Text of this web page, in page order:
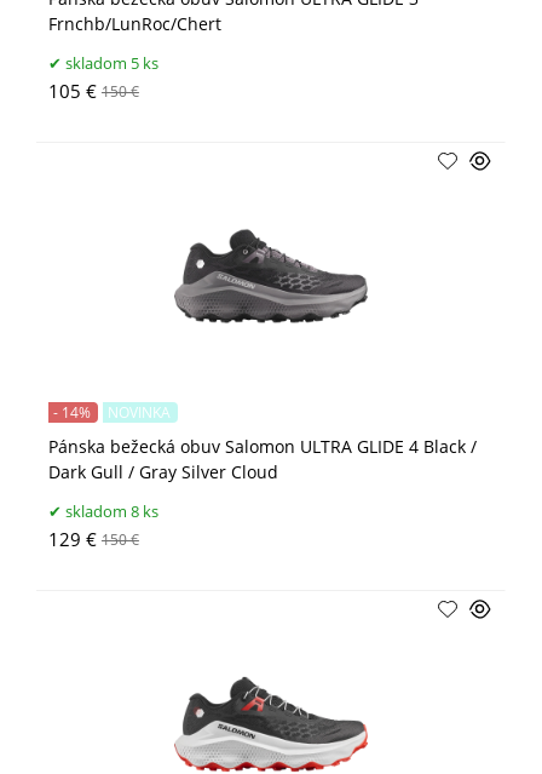
Frnchb/LunRoc/Chert
skladom 5 ks
105 € 150 €
Pánska bežecká obuv Salomon ULTRA GLIDE 4 Black /
Dark Gull / Gray Silver Cloud
- 14% NOVINKA
skladom 8 ks
129 € 150 €